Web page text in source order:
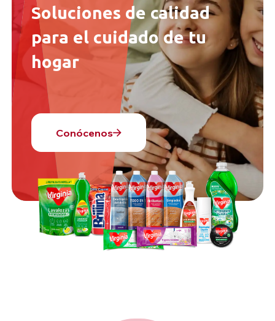
Soluciones de calidad
para el cuidado de tu
hogar
Conócenos